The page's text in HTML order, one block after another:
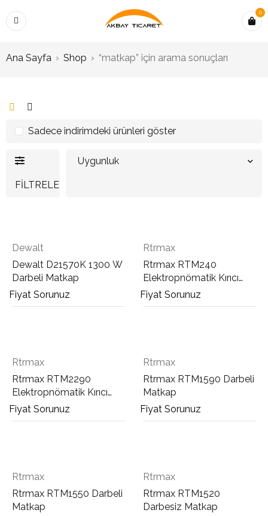
0
Ana Sayfa › Shop › “matkap” için arama sonuçları
FILTRELE
Uygunluk
Sadece indirimdeki ürünleri göster
Dewalt
Dewalt D21570K 1300 W
Darbeli Matkap
Fiyat Sorunuz
Rtrmax
Rtrmax RTM240
Elektropnömatik Kırıcı
Delici Matkap SDS Max
Fiyat Sorunuz
Rtrmax
Rtrmax RTM2290
Elektropnömatik Kırıcı
Delici Matkap SDS Plus
Fiyat Sorunuz
Rtrmax
Rtrmax RTM1590 Darbeli
Matkap
Fiyat Sorunuz
Rtrmax
Rtrmax RTM1550 Darbeli
Matkap
Rtrmax
Rtrmax RTM1520
Darbesiz Matkap